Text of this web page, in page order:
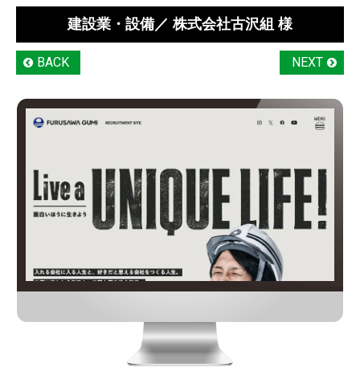
建設業・設備／ 株式会社古沢組 様
BACK NEXT